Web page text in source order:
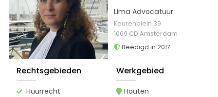
Lima Advocatuur
Keurenplein 39
1069 CD Amsterdam
Beëdigd in 2017
Rechtsgebieden
Huurrecht
Werkgebied
Houten